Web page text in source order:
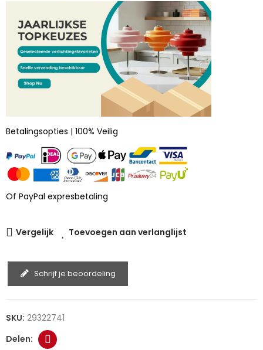
Betalingsopties | 100% Veilig
Of PayPal expresbetaling
Vergelijk Toevoegen aan verlanglijst
Schrijf je beoordeling
SKU: 29322741